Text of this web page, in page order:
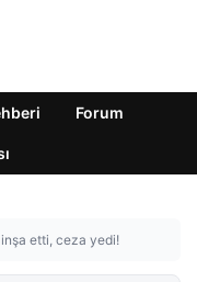
Forum
inşa etti, ceza yedi!